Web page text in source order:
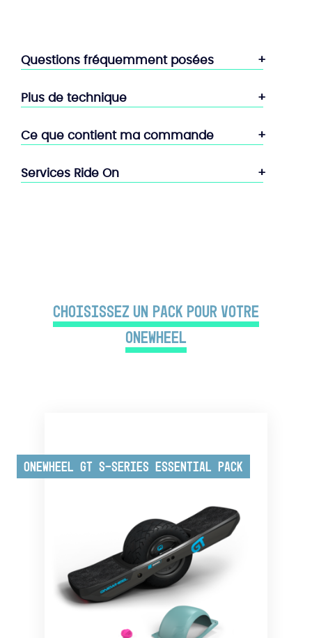
Questions fréquemment posées
Plus de technique
Ce que contient ma commande
Services Ride On
Choisissez un PACK pour votre
Onewheel
Onewheel GT S-Series Essential Pack